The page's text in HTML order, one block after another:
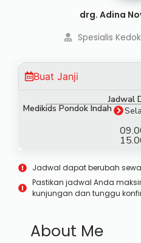
drg. Adina
Spesialis
Buat Janji
Jadwal
Medikids Pondok Indah
Jadwal dapat berubah
Pastikan jadwal Anda
kunjungan dan tunggu
About Me